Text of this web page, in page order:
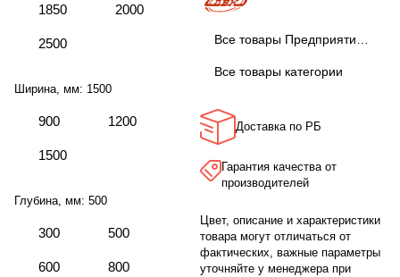
1850 2000
2500
Ширина, мм: 1500
900 1200
1500
Глубина, мм: 500
300 500
600 800
Все товары Предприятие ДВК
Все товары категории
Доставка по РБ
Гарантия качества от
производителей
Цвет, описание и характеристики
товара могут отличаться от
фактических, важные параметры
уточняйте у менеджера при